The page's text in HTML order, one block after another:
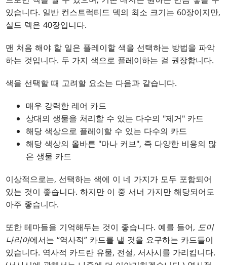
있습니다. 일반 컨스트럭티드 덱의 최소 크기는 60장이지만,
실드 덱은 40장입니다.
맨 처음 해야 할 일은 플레이할 색을 선택하는 방법을 파악
하는 것입니다. 두 가지 색으로 플레이하는 걸 권장합니다.
색을 선택할 때 고려할 요소는 다음과 같습니다.
매우 강력한 레어 카드
상대의 생물을 처리할 수 있는 다수의 "제거" 카드
해당 색상으로 플레이할 수 있는 다수의 카드
해당 색상의 올바른 "마나 커브", 즉 다양한 비용의 많
은 생물 카드
이상적으로는, 선택하는 색에 이 네 가지가 모두 포함되어
있는 것이 좋습니다. 하지만 이 중 서너 가지만 해당되어도
아주 좋습니다.
또한 테마들을 기억해두는 것이 좋습니다. 예를 들어, 도미
나리아에서는 “역사적” 카드를 낼 것을 요구하는 카드들이
있습니다. 역사적 카드란 유물, 전설, 서사시를 가리킵니다.